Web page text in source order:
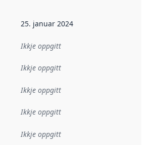
25. januar 2024
Ikkje oppgitt
Ikkje oppgitt
Ikkje oppgitt
Ikkje oppgitt
Ikkje oppgitt